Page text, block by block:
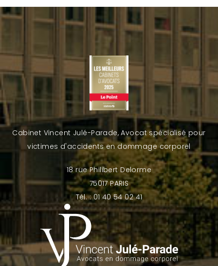
Cabinet Vincent Julé-Parade, Avocat spécialisé pour
victimes d'accidents en dommage corporel
18 rue Philibert Delorme
75017 PARIS
Tél. : 01 40 54 02 41